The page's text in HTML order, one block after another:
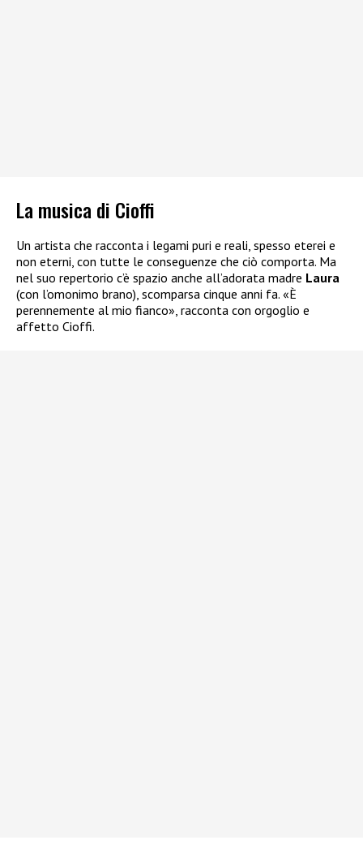
La musica di Cioffi
Un artista che racconta i legami puri e reali, spesso eterei e
non eterni, con tutte le conseguenze che ciò comporta. Ma
nel suo repertorio c’è spazio anche all’adorata madre Laura
(con l’omonimo brano), scomparsa cinque anni fa. «È
perennemente al mio fianco», racconta con orgoglio e
affetto Cioffi.